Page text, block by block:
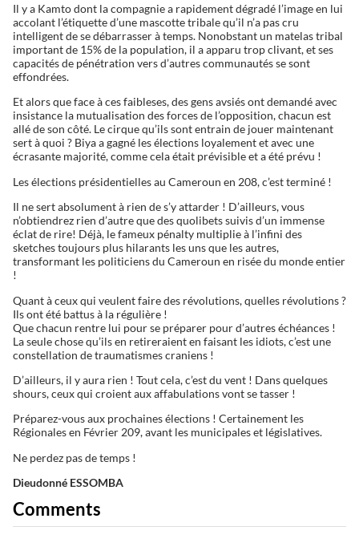
Il y a Kamto dont la compagnie a rapidement dégradé l’image en lui
accolant l’étiquette d’une mascotte tribale qu’il n’a pas cru
intelligent de se débarrasser à temps. Nonobstant un matelas tribal
important de 15% de la population, il a apparu trop clivant, et ses
capacités de pénétration vers d’autres communautés se sont
effondrées.
Et alors que face à ces faibleses, des gens avsiés ont demandé avec
insistance la mutualisation des forces de l’opposition, chacun est
allé de son côté. Le cirque qu’ils sont entrain de jouer maintenant
sert à quoi ? Biya a gagné les élections loyalement et avec une
écrasante majorité, comme cela était prévisible et a été prévu !
Les élections présidentielles au Cameroun en 208, c’est terminé !
Il ne sert absolument à rien de s’y attarder ! D’ailleurs, vous
n’obtiendrez rien d’autre que des quolibets suivis d’un immense
éclat de rire! Déjà, le fameux pénalty multiplie à l’infini des
sketches toujours plus hilarants les uns que les autres,
transformant les politiciens du Cameroun en risée du monde entier
!
Quant à ceux qui veulent faire des révolutions, quelles révolutions ?
Ils ont été battus à la régulière !
Que chacun rentre lui pour se préparer pour d’autres échéances !
La seule chose qu’ils en retireraient en faisant les idiots, c’est une
constellation de traumatismes craniens !
D’ailleurs, il y aura rien ! Tout cela, c’est du vent ! Dans quelques
shours, ceux qui croient aux affabulations vont se tasser !
Préparez-vous aux prochaines élections ! Certainement les
Régionales en Février 209, avant les municipales et législatives.
Ne perdez pas de temps !
Dieudonné ESSOMBA
Comments